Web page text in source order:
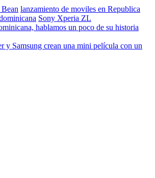
lanzamiento de moviles en Republica
Sony Xperia ZL
hablamos un poco de su historia
Samsung crean una mini película con un